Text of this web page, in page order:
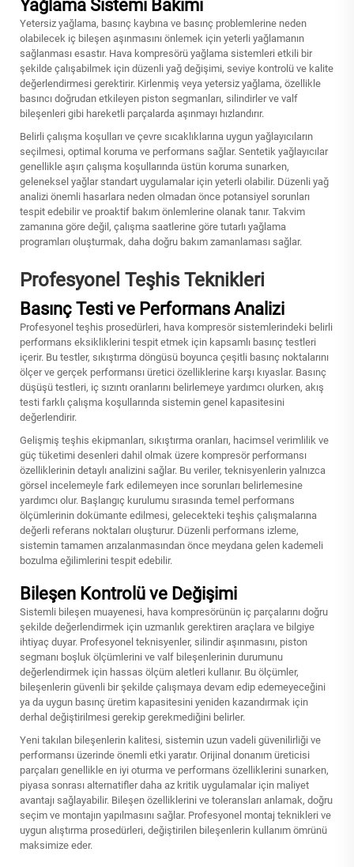
Yağlama Sistemi Bakımı
Yetersiz yağlama, basınç kaybına ve basınç problemlerine neden
olabilecek iç bileşen aşınmasını önlemek için yeterli yağlamanın
sağlanması esastır. Hava kompresörü yağlama sistemleri etkili bir
şekilde çalışabilmek için düzenli yağ değişimi, seviye kontrolü ve kalite
değerlendirmesi gerektirir. Kirlenmiş veya yetersiz yağlama, özellikle
basıncı doğrudan etkileyen piston segmanları, silindirler ve valf
bileşenleri gibi hareketli parçalarda aşınmayı hızlandırır.
Belirli çalışma koşulları ve çevre sıcaklıklarına uygun yağlayıcıların
seçilmesi, optimal koruma ve performans sağlar. Sentetik yağlayıcılar
genellikle aşırı çalışma koşullarında üstün koruma sunarken,
geleneksel yağlar standart uygulamalar için yeterli olabilir. Düzenli yağ
analizi önemli hasarlara neden olmadan önce potansiyel sorunları
tespit edebilir ve proaktif bakım önlemlerine olanak tanır. Takvim
zamanına göre değil, çalışma saatlerine göre tutarlı yağlama
programları oluşturmak, daha doğru bakım zamanlaması sağlar.
Profesyonel Teşhis Teknikleri
Basınç Testi ve Performans Analizi
Profesyonel teşhis prosedürleri, hava kompresör sistemlerindeki belirli
performans eksikliklerini tespit etmek için kapsamlı basınç testleri
içerir. Bu testler, sıkıştırma döngüsü boyunca çeşitli basınç noktalarını
ölçer ve gerçek performansı üretici özelliklerine karşı kıyaslar. Basınç
düşüşü testleri, iç sızıntı oranlarını belirlemeye yardımcı olurken, akış
testi farklı çalışma koşullarında sistemin genel kapasitesini
değerlendirir.
Gelişmiş teşhis ekipmanları, sıkıştırma oranları, hacimsel verimlilik ve
güç tüketimi desenleri dahil olmak üzere kompresör performansı
özelliklerinin detaylı analizini sağlar. Bu veriler, teknisyenlerin yalnızca
görsel incelemeyle fark edilemeyen ince sorunları belirlemesine
yardımcı olur. Başlangıç kurulumu sırasında temel performans
ölçümlerinin dokümante edilmesi, gelecekteki teşhis çalışmalarına
değerli referans noktaları oluşturur. Düzenli performans izleme,
sistemin tamamen arızalanmasından önce meydana gelen kademeli
bozulma eğilimlerini tespit edebilir.
Bileşen Kontrolü ve Değişimi
Sistemli bileşen muayenesi, hava kompresörünün iç parçalarını doğru
şekilde değerlendirmek için uzmanlık gerektiren araçlara ve bilgiye
ihtiyaç duyar. Profesyonel teknisyenler, silindir aşınmasını, piston
segmanı boşluk ölçümlerini ve valf bileşenlerinin durumunu
değerlendirmek için hassas ölçüm aletleri kullanır. Bu ölçümler,
bileşenlerin güvenli bir şekilde çalışmaya devam edip edemeyeceğini
ya da uygun basınç üretim kapasitesini yeniden kazandırmak için
derhal değiştirilmesi gerekip gerekmediğini belirler.
Yeni takılan bileşenlerin kalitesi, sistemin uzun vadeli güvenilirliği ve
performansı üzerinde önemli etki yaratır. Orijinal donanım üreticisi
parçaları genellikle en iyi oturma ve performans özelliklerini sunarken,
piyasa sonrası alternatifler daha az kritik uygulamalar için maliyet
avantajı sağlayabilir. Bileşen özelliklerini ve toleransları anlamak, doğru
seçim ve montajın yapılmasını sağlar. Profesyonel montaj teknikleri ve
uygun alıştırma prosedürleri, değiştirilen bileşenlerin kullanım ömrünü
maksimize eder.